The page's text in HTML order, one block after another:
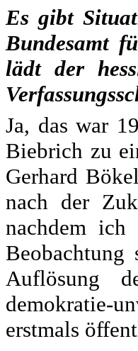
Es gibt
Bundesamt
lädt der
Ja, das war
Biebrich zu
Gerhard
nach der
nachdem
Auflösung
demokratie-
erstmals